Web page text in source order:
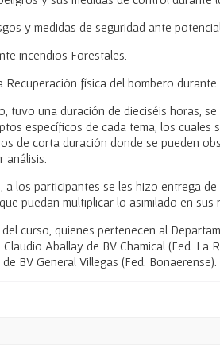
y medidas de seguridad ante
incendios Forestales.
Recuperación física del bombero durante
tuvo una duración de dieciséis horas,
específicos de cada tema, los
de corta duración donde se pueden
análisis.
a los participantes se les hizo entrega
puedan multiplicar lo asimilado en sus
curso, quienes pertenecen al
Aballay de BV Chamical (Fed. La
BV General Villegas (Fed. Bonaerense).